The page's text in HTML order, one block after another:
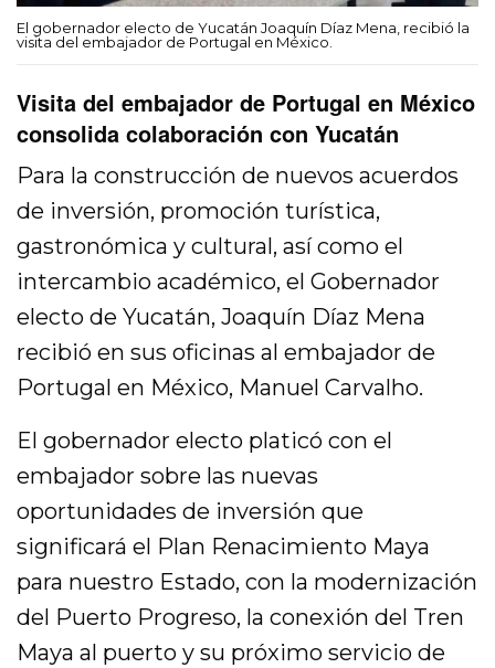
El gobernador electo de Yucatán Joaquín Díaz Mena, recibió la
visita del embajador de Portugal en México.
Visita del embajador de Portugal en México
consolida colaboración con Yucatán
Para la construcción de nuevos acuerdos
de inversión, promoción turística,
gastronómica y cultural, así como el
intercambio académico, el Gobernador
electo de Yucatán, Joaquín Díaz Mena
recibió en sus oficinas al embajador de
Portugal en México, Manuel Carvalho.
El gobernador electo platicó con el
embajador sobre las nuevas
oportunidades de inversión que
significará el Plan Renacimiento Maya
para nuestro Estado, con la modernización
del Puerto Progreso, la conexión del Tren
Maya al puerto y su próximo servicio de